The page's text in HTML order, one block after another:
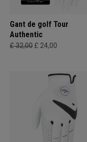
Gant de golf Tour
Authentic
£ 32,00 £ 24,00